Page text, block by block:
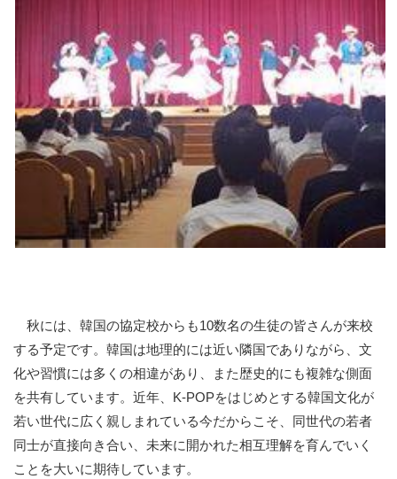
秋には、韓国の協定校からも10数名の生徒の皆さんが来校
する予定です。韓国は地理的には近い隣国でありながら、文
化や習慣には多くの相違があり、また歴史的にも複雑な側面
を共有しています。近年、K-POPをはじめとする韓国文化が
若い世代に広く親しまれている今だからこそ、同世代の若者
同士が直接向き合い、未来に開かれた相互理解を育んでいく
ことを大いに期待しています。